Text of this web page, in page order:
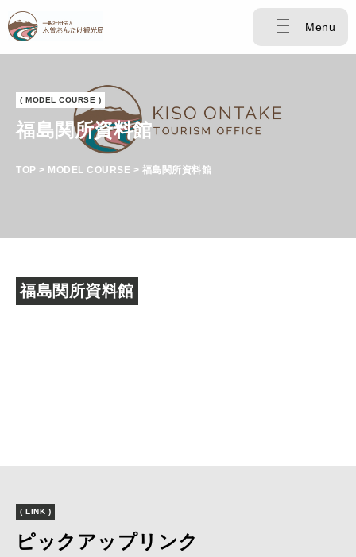
Menu
( MODEL COURSE )
福島関所資料館
TOP > MODEL COURSE > 福島関所資料館
福島関所資料館
( LINK )
ピックアップリンク